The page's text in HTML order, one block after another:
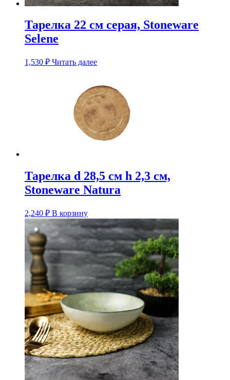
Тарелка 22 см серая, Stoneware
Selene
1,530 ₽ Читать далее
Тарелка d 28,5 см h 2,3 см,
Stoneware Natura
2,240 ₽ В корзину